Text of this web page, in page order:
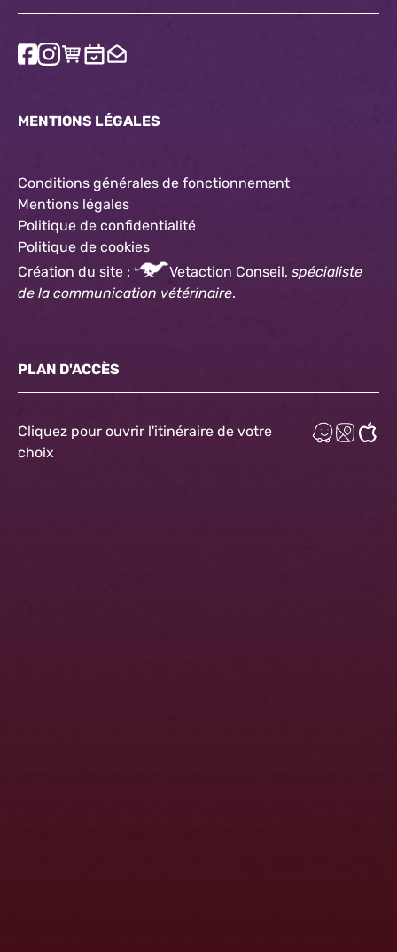
MENTIONS LÉGALES
Conditions générales de fonctionnement
Mentions légales
Politique de confidentialité
Politique de cookies
Création du site :
Vetaction Conseil, spécialiste
de la communication vétérinaire.
PLAN D'ACCÈS
Cliquez pour ouvrir l'itinéraire de votre
choix